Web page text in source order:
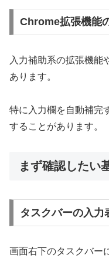
Chrome拡張機能
入力補助系の拡張機能
あります。
特に入力欄を自動補完
することがあります。
まず確認したい
タスクバーの入力
画面右下のタスクバー